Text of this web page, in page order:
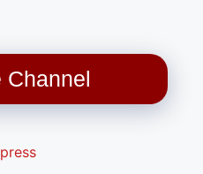
Channel